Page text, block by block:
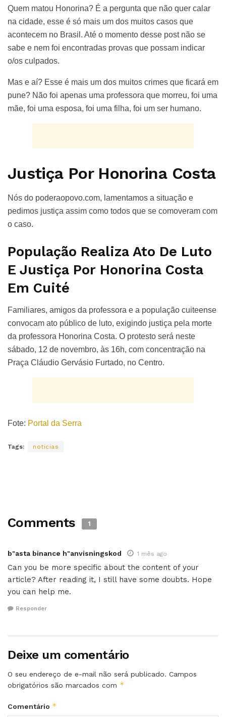
Quem matou Honorina? É a pergunta que não quer calar
na cidade, esse é só mais um dos muitos casos que
acontecem no Brasil. Até o momento desse post não se
sabe e nem foi encontradas provas que possam indicar
o/os culpados.
Mas e aí? Esse é mais um dos muitos crimes que ficará em
pune? Não foi apenas uma professora que morreu, foi uma
mãe, foi uma esposa, foi uma filha, foi um ser humano.
Justiça Por Honorina Costa
Nós do poderaopovo.com, lamentamos a situação e
pedimos justiça assim como todos que se comoveram com
o caso.
População Realiza Ato De Luto
E Justiça Por Honorina Costa
Em Cuité
Familiares, amigos da professora e a população cuiteense
convocam ato público de luto, exigindo justiça pela morte
da professora Honorina Costa. O protesto será neste
sábado, 12 de novembro, às 16h, com concentração na
Praça Cláudio Gervásio Furtado, no Centro.
Fote: Portal da Serra
Tags: noticias
Comments 1
b"asta binance h"anvisningskod 1 mês ago
Can you be more specific about the content of your
article? After reading it, I still have some doubts. Hope
you can help me.
Responder
Deixe um comentário
O seu endereço de e-mail não será publicado. Campos
obrigatórios são marcados com *
Comentário *